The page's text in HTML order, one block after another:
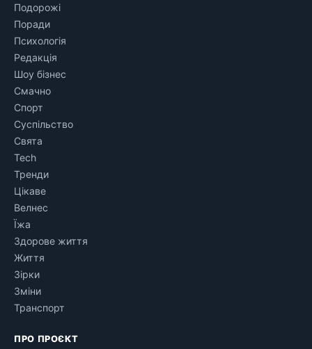
Подорожі
Поради
Психологія
Редакція
Шоу бізнес
Смачно
Спорт
Суспільство
Свята
Tech
Тренди
Цікаве
Велнес
Їжа
Здорове життя
Життя
Зірки
Зміни
Транспорт
ПРО ПРОЄКТ